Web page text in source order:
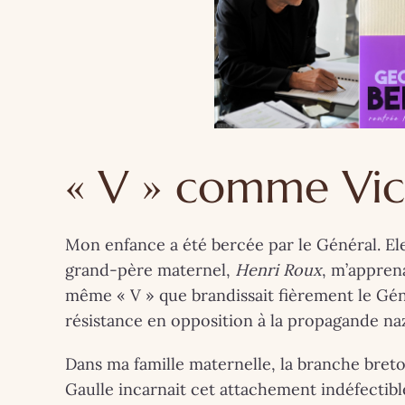
« V » comme
Mon enfance a été bercée par le Général.
grand-père maternel, Henri Roux,
même « V » que brandissait fièrement le
résistance en opposition à la propagande
Dans ma famille maternelle, la branche
Gaulle incarnait cet attachement
ARTISTES -
COUPS DE ❤